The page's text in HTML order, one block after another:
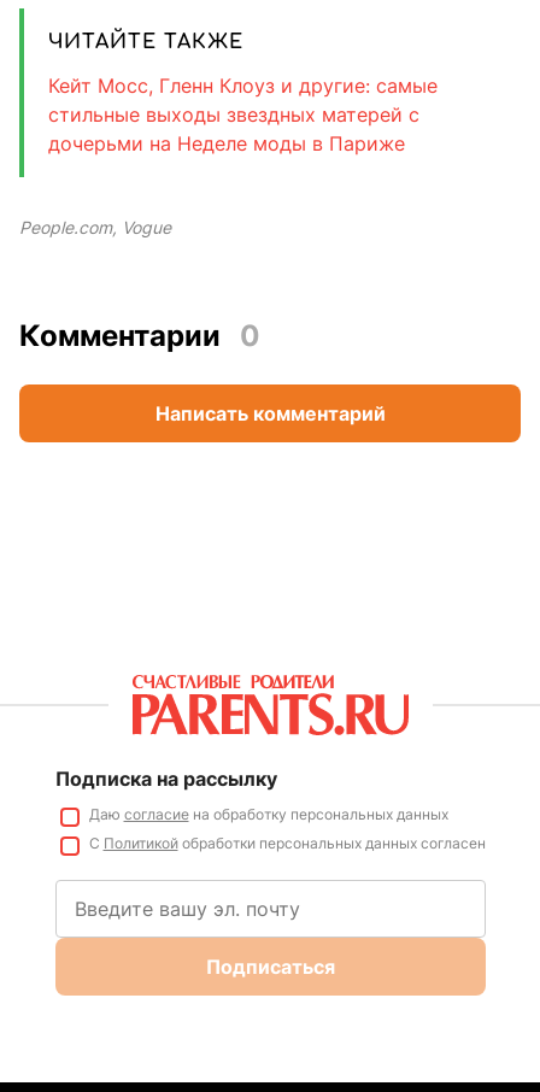
ЧИТАЙТЕ ТАКЖЕ
Кейт Мосс, Гленн Клоуз и другие: самые
стильные выходы звездных матерей с
дочерьми на Неделе моды в Париже
People.com, Vogue
Комментарии 0
Написать комментарий
Подписка на рассылку
Даю согласиена обработку персональных данных
С Политикойобработки персональных данных согласен
Подписаться